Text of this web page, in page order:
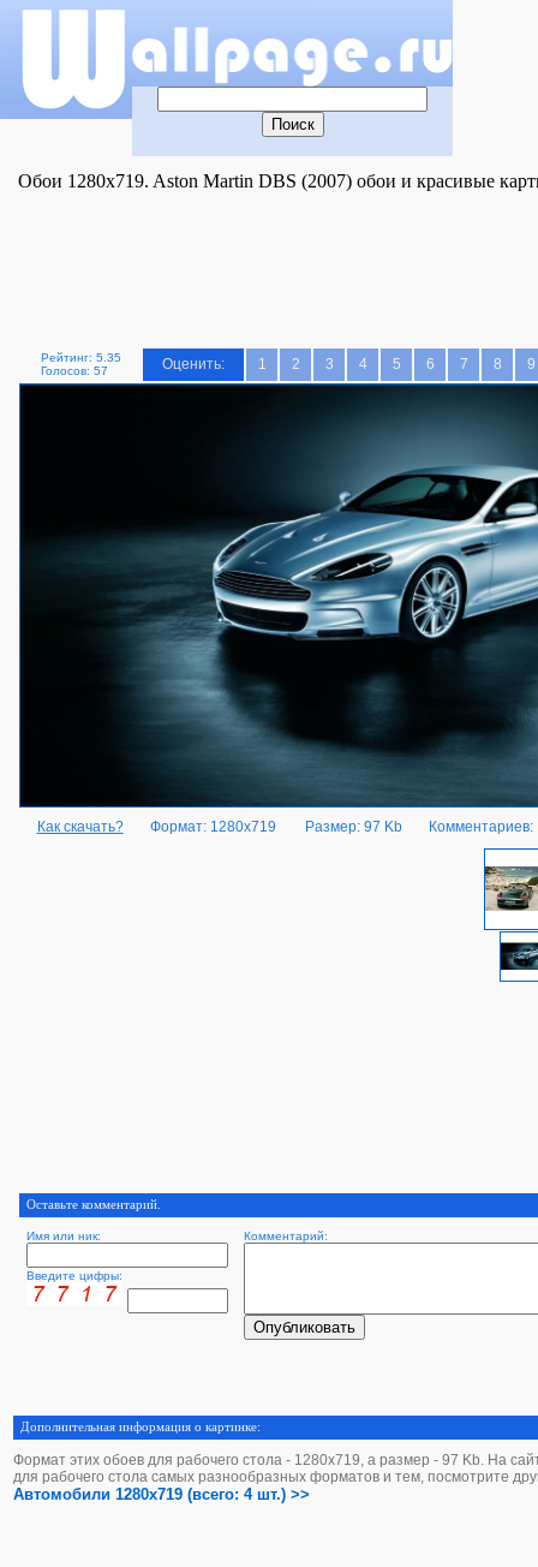
Обои 1280x719. Aston Martin DBS (2007) обои и красивые
Рейтинг: 5.35
Голосов: 57
Оценить: 1 2 3 4 5 6 7 8 9
Как скачать? Формат: 1280x719 Размер: 97 Kb Комментариев:
Оставьте комментарий.
Имя или ник: Комментарий:
Введите цифры:
Дополнительная информация о картинке:
Формат этих обоев для рабочего стола - 1280х719, а размер - 97 Kb. На
для рабочего стола самых разнообразных форматов и тем, посмотрите
Автомобили 1280x719 (всего: 4 шт.) >>